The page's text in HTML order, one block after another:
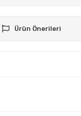
Ürün Önerileri